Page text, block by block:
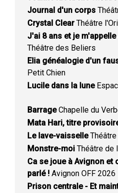
Journal d'un corps
Crystal ClearThéâtre
J'ai 8 ans et je
Théâtre des Beliers
Elia généalogie d'un
Petit Chien
Lucile dans la lune
BarrageChapelle du
Mata Hari, titre
Le lave-vaisselleThéâtre
Monstre-moi Théâtre de
Ca se joue à Avignon et
parlé ! Avignon OFF 2026
Prison centrale - Et